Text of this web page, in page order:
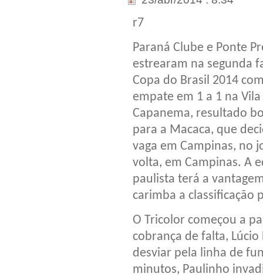
r7
Paraná Clube e Ponte
estrearam na segunda
Copa do Brasil 2014
empate em 1 a 1 na Vila
Capanema, resultado
para a Macaca, que
vaga em Campinas, no
volta, em Campinas. A
paulista terá a
carimba a classificação
O Tricolor começou a
cobrança de falta,
desviar pela linha de
minutos, Paulinho